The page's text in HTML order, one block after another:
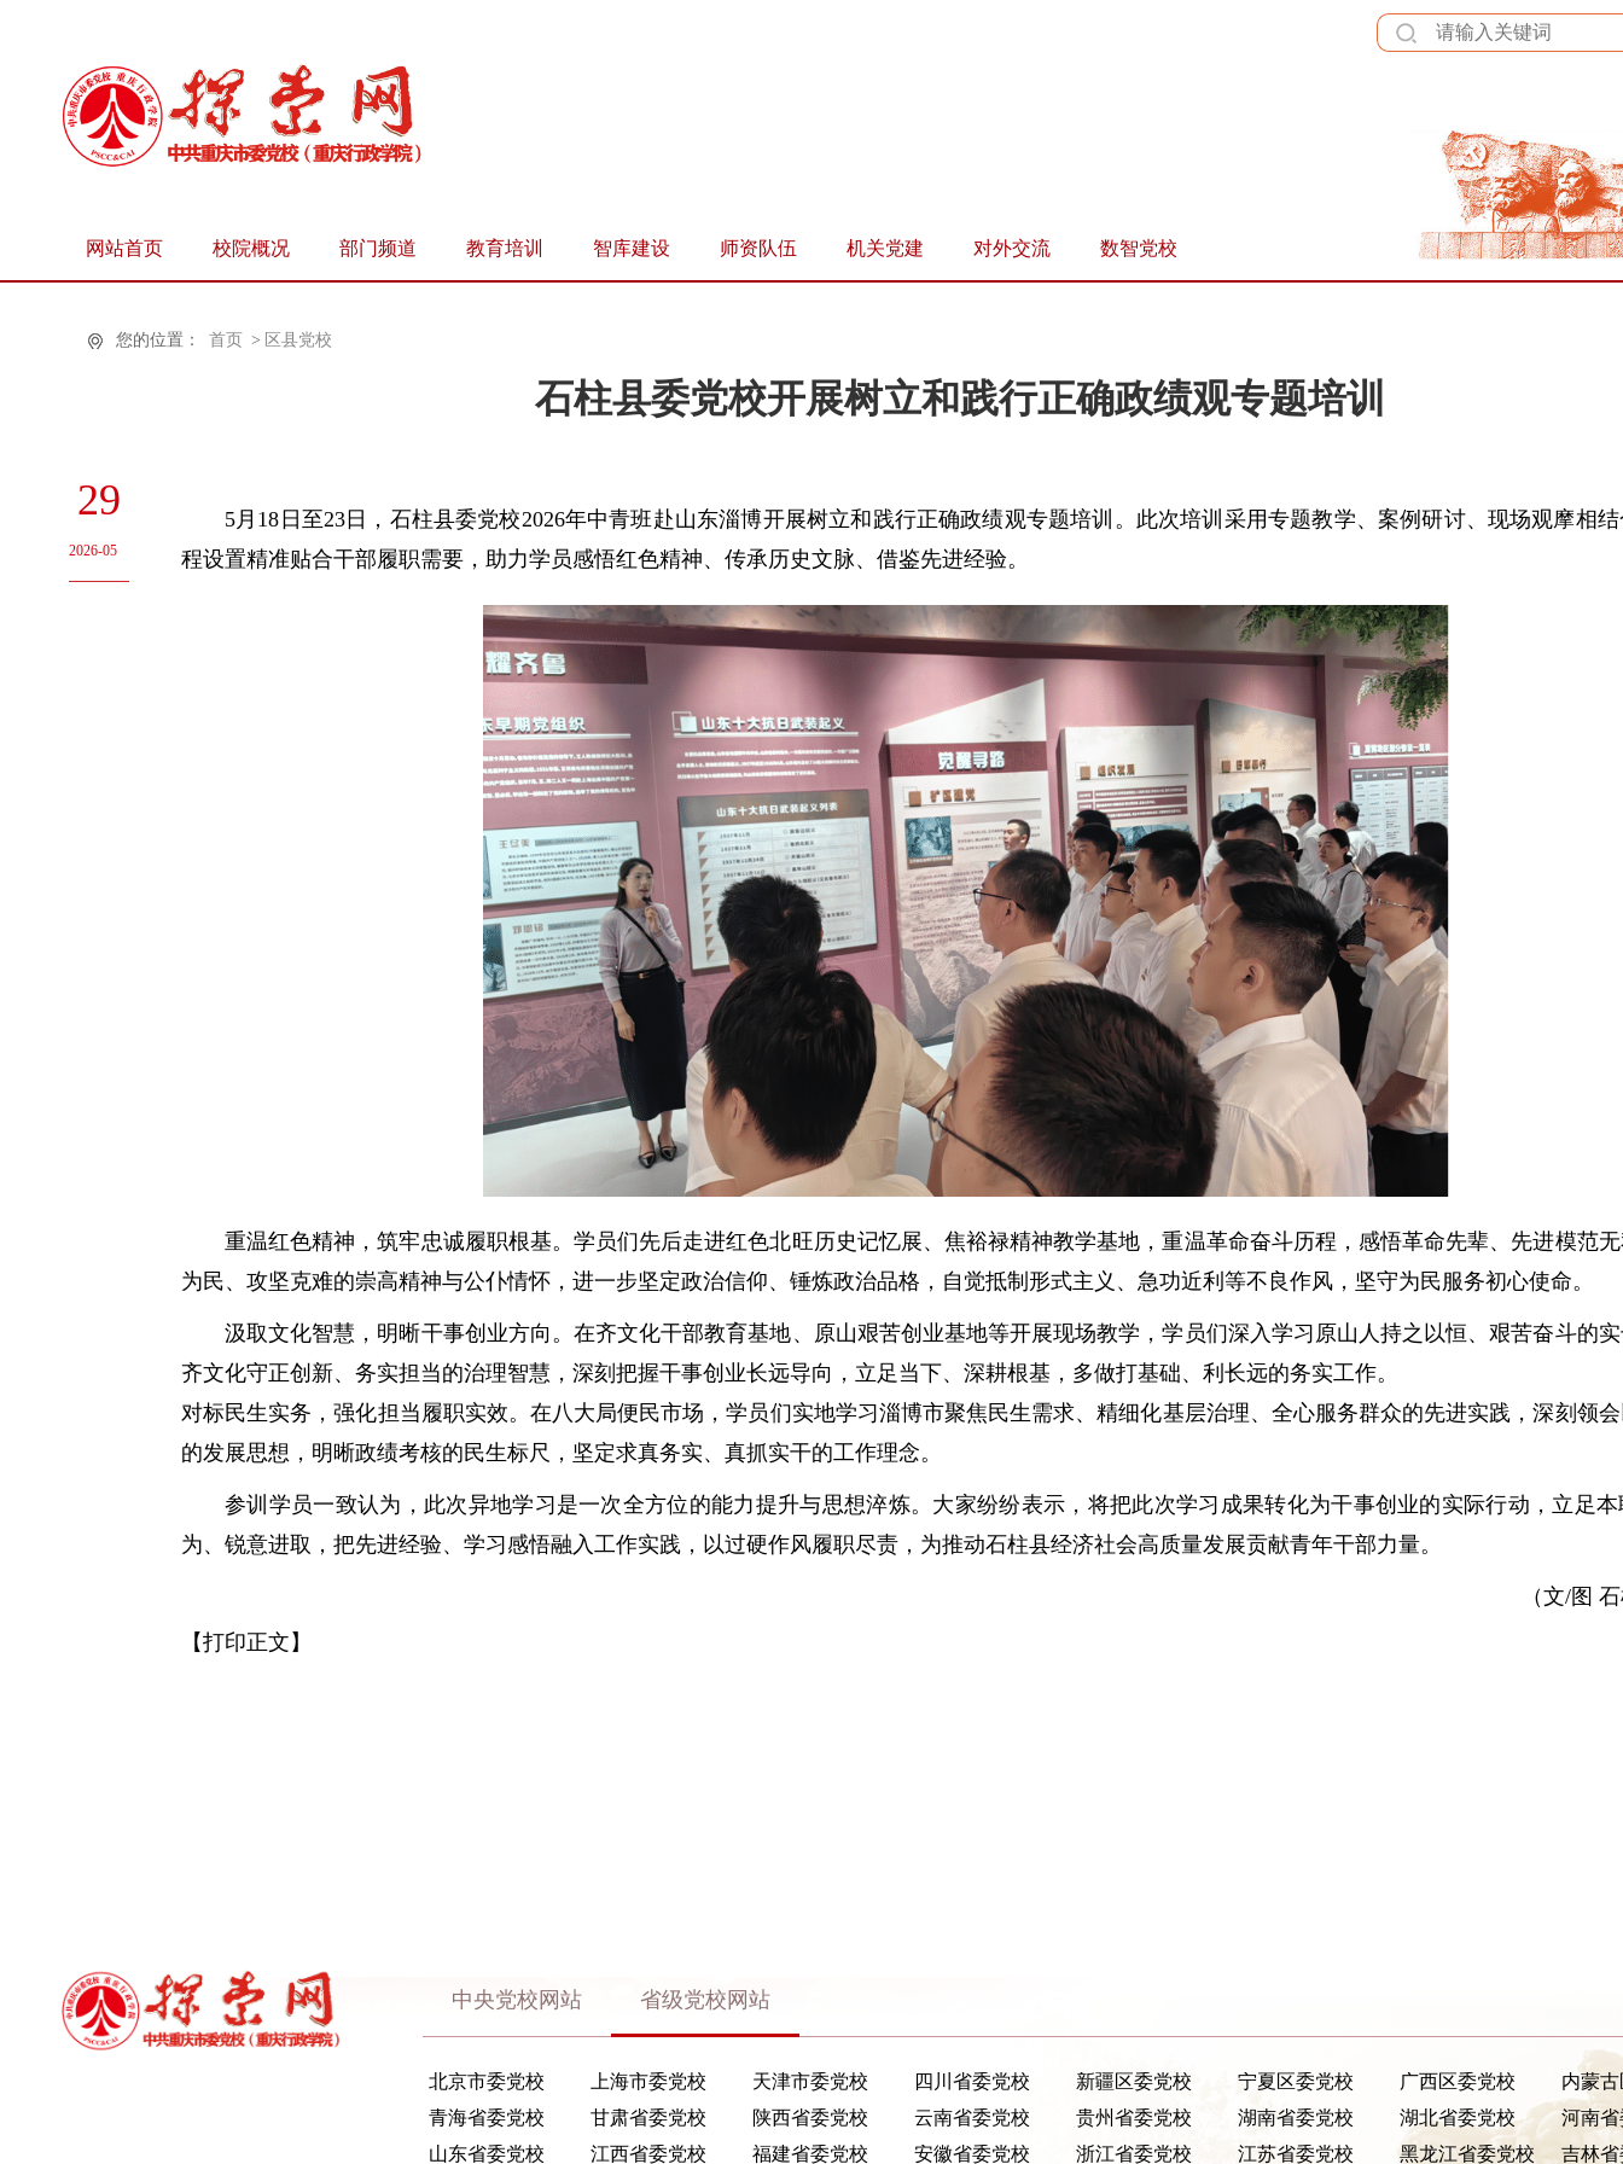
全站群
网站首页 校院概况 部门频道 教育培训 智库建设 师资队伍 机关党建 对外交流 数智党校
您的位置： 首页 > 区县党校
石柱县委党校开展树立和践行正确政绩观专题培训
29
2026-05
5月18日至23日，石柱县委党校2026年中青班赴山东淄博开展树立和践行正确政绩观专题培训。此次培训采用专题教学、案例研讨、现场观摩相
程设置精准贴合干部履职需要，助力学员感悟红色精神、传承历史文脉、借鉴先进经验。
重温红色精神，筑牢忠诚履职根基。学员们先后走进红色北旺历史记忆展、焦裕禄精神教学基地，重温革命奋斗历程，感悟革命先辈、先进模范
为民、攻坚克难的崇高精神与公仆情怀，进一步坚定政治信仰、锤炼政治品格，自觉抵制形式主义、急功近利等不良作风，坚守为民服务初心使命。
汲取文化智慧，明晰干事创业方向。在齐文化干部教育基地、原山艰苦创业基地等开展现场教学，学员们深入学习原山人持之以恒、艰苦奋斗的
齐文化守正创新、务实担当的治理智慧，深刻把握干事创业长远导向，立足当下、深耕根基，多做打基础、利长远的务实工作。
对标民生实务，强化担当履职实效。在八大局便民市场，学员们实地学习淄博市聚焦民生需求、精细化基层治理、全心服务群众的先进实践，深刻领
的发展思想，明晰政绩考核的民生标尺，坚定求真务实、真抓实干的工作理念。
参训学员一致认为，此次异地学习是一次全方位的能力提升与思想淬炼。大家纷纷表示，将把此次学习成果转化为干事创业的实际行动，立足
为、锐意进取，把先进经验、学习感悟融入工作实践，以过硬作风履职尽责，为推动石柱县经济社会高质量发展贡献青年干部力量。
（文/图
【打印正文】
中央党校网站 省级党校网站
北京市委党校 上海市委党校 天津市委党校 四川省委党校 新疆区委党校 宁夏区委党校 广西区委党校
内蒙
青海省委党校
甘肃省委党校 陕西省委党校 云南省委党校 贵州省委党校 湖南省委党校 湖北省委党校
河南
山东省委党校
江西省委党校 福建省委党校 安徽省委党校 浙江省委党校 江苏省委党校 黑龙江省委党校 吉林